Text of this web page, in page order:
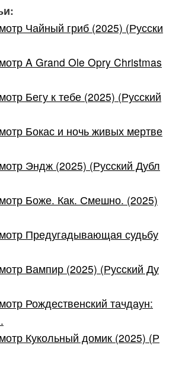
Чайный гриб (2025) (Русски
A Grand Ole Opry Christmas
Бегу к тебе (2025) (Русский
Бокас и ночь живых мертве
Эндж (2025) (Русский Дубл
Боже. Как. Смешно. (2025)
Предугадывающая судьбу
Вампир (2025) (Русский Ду
Рождественский тачдаун:
Кукольный домик (2025) (Р